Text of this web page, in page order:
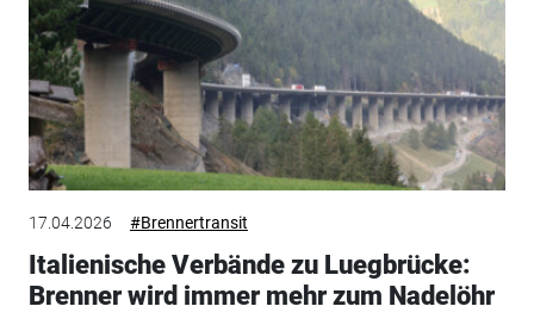
17.04.2026 #Brennertransit
Italienische Verbände zu Luegbrücke:
Brenner wird immer mehr zum Nadelöhr